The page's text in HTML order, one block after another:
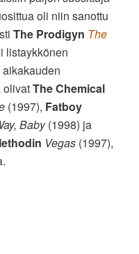
oli niin sanottu
The Prodigyn The
listaykkönen
olivatThe Chemical
(1997), Fatboy
Baby(1998) ja
Vegas (1997),